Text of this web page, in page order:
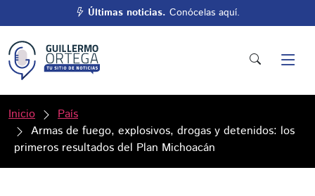
Últimas noticias. Conócelas aquí.
Inicio
País
Armas de fuego, explosivos, drogas y detenidos: los
primeros resultados del Plan Michoacán